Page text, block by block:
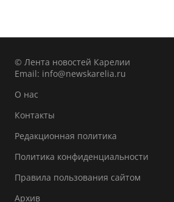
© Лента новостей Карелии
Email: info@newskarelia.ru
О нас
Контакты
Редакционная политика
Политика конфиденциальности
Правила пользования сайтом
Архив